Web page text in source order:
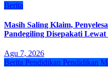
Berita
Masih Saling Klaim,
Pandegiling Disepakati
Agu 7, 2026
Berita Pendidikan Pendidikan